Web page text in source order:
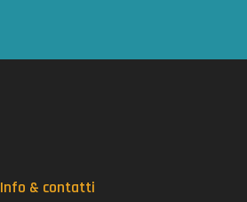
Info & contatti